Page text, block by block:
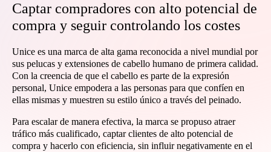
Captar compradores con alto potencial de
compra y seguir controlando los costes
Unice es una marca de alta gama reconocida a nivel mundial por
sus pelucas y extensiones de cabello humano de primera calidad.
Con la creencia de que el cabello es parte de la expresión
personal, Unice empodera a las personas para que confíen en
ellas mismas y muestren su estilo único a través del peinado.
Para escalar de manera efectiva, la marca se propuso atraer
tráfico más cualificado, captar clientes de alto potencial de
compra y hacerlo con eficiencia, sin influir negativamente en el